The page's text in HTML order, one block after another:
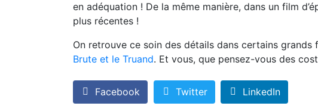
en adéquation ! De la même manière, dans un film
plus récentes !
On retrouve ce soin des détails dans certains
Brute et le Truand. Et vous, que pensez-vous des
Facebook Twitter LinkedIn